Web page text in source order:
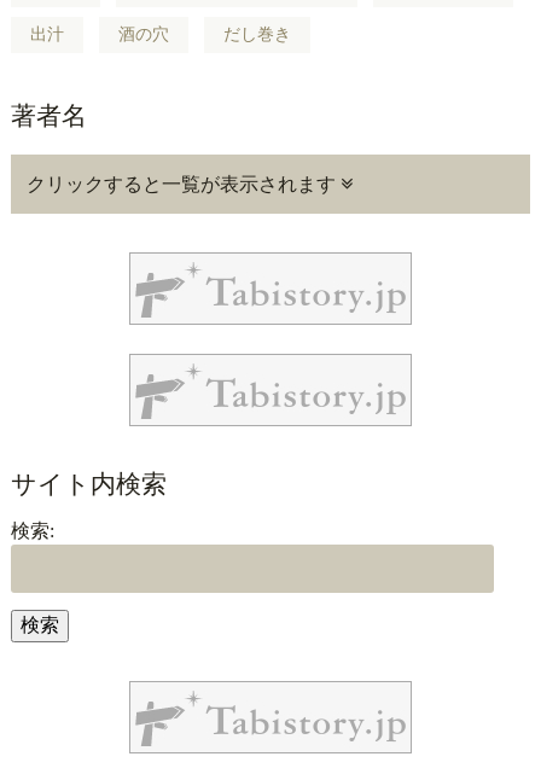
出汁 酒の穴 だし巻き
著者名
クリックすると一覧が表示されます
サイト内検索
検索: